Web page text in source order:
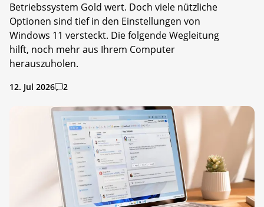
Betriebssystem Gold wert. Doch viele nützliche
Optionen sind tief in den Einstellungen von
Windows 11 versteckt. Die folgende Wegleitung
hilft, noch mehr aus Ihrem Computer
herauszuholen.
12. Jul 2026 2